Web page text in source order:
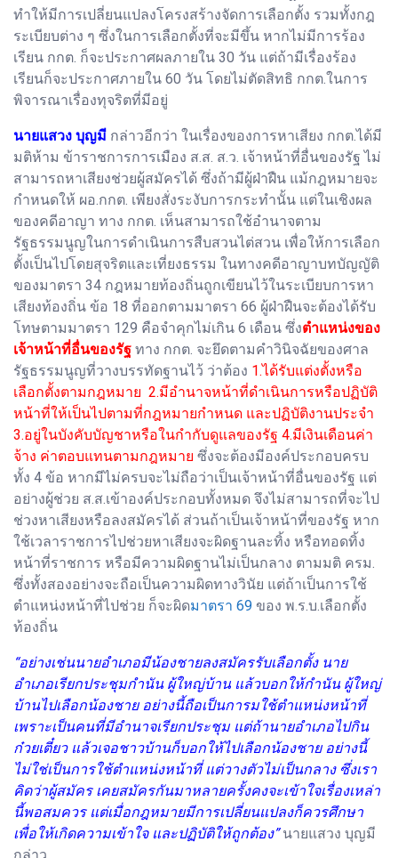
ทำให้มีการเปลี่ยนแปลงโครงสร้างจัดการเลือกตั้ง รวมทั้งกฎ
ระเบียบต่าง ๆ ซึ่งในการเลือกตั้งที่จะมีขึ้น หากไม่มีการร้อง
เรียน กกต. ก็จะประกาศผลภายใน 30 วัน แต่ถ้ามีเรื่องร้อง
เรียนก็จะประกาศภายใน 60 วัน โดยไม่ตัดสิทธิ กกต.ในการ
พิจารณาเรื่องทุจริตที่มีอยู่
นายแสวง บุญมี กล่าวอีกว่า ในเรื่องของการหาเสียง กกต.ได้มี
มติห้าม ข้าราชการการเมือง ส.ส. ส.ว. เจ้าหน้าที่อื่นของรัฐ ไม่
สามารถหาเสียงช่วยผู้สมัครได้ ซึ่งถ้ามีผู้ฝ่าฝืน แม้กฎหมายจะ
กำหนดให้ ผอ.กกต. เพียงสั่งระงับการกระทำนั้น แต่ในเชิงผล
ของคดีอาญา ทาง กกต. เห็นสามารถใช้อำนาจตาม
รัฐธรรมนูญในการดำเนินการสืบสวนไต่สวน เพื่อให้การเลือก
ตั้งเป็นไปโดยสุจริตและเที่ยงธรรม ในทางคดีอาญาบทบัญญัติ
ของมาตรา 34 กฎหมายท้องถิ่นถูกเขียนไว้ในระเบียบการหา
เสียงท้องถิ่น ข้อ 18 ที่ออกตามมาตรา 66 ผู้ฝ่าฝืนจะต้องได้รับ
โทษตามมาตรา 129 คือจำคุกไม่เกิน 6 เดือน ซึ่งตำแหน่งของ
เจ้าหน้าที่อื่นของรัฐ ทาง กกต. จะยึดตามคำวินิจฉัยของศาล
รัฐธรรมนูญที่วางบรรทัดฐานไว้ ว่าต้อง 1.ได้รับแต่งตั้งหรือ
เลือกตั้งตามกฎหมาย 2.มีอำนาจหน้าที่ดำเนินการหรือปฏิบัติ
หน้าที่ให้เป็นไปตามที่กฎหมายกำหนด และปฏิบัติงานประจำ
3.อยู่ในบังคับบัญชาหรือในกำกับดูแลของรัฐ 4.มีเงินเดือนค่า
จ้าง ค่าตอบแทนตามกฎหมาย ซึ่งจะต้องมีองค์ประกอบครบ
ทั้ง 4 ข้อ หากมีไม่ครบจะไม่ถือว่าเป็นเจ้าหน้าที่อื่นของรัฐ แต่
อย่างผู้ช่วย ส.ส.เข้าองค์ประกอบทั้งหมด จึงไม่สามารถที่จะไป
ช่วงหาเสียงหรือลงสมัครได้ ส่วนถ้าเป็นเจ้าหน้าที่ของรัฐ หาก
ใช้เวลาราชการไปช่วยหาเสียงจะผิดฐานละทิ้ง หรือทอดทิ้ง
หน้าที่ราชการ หรือมีความผิดฐานไม่เป็นกลาง ตามมติ ครม.
ซึ่งทั้งสองอย่างจะถือเป็นความผิดทางวินัย แต่ถ้าเป็นการใช้
ตำแหน่งหน้าที่ไปช่วย ก็จะผิดมาตรา 69 ของ พ.ร.บ.เลือกตั้ง
ท้องถิ่น
“อย่างเช่นนายอำเภอมีน้องชายลงสมัครรับเลือกตั้ง นาย
อำเภอเรียกประชุมกำนัน ผู้ใหญ่บ้าน แล้วบอกให้กำนัน ผู้ใหญ่
บ้านไปเลือกน้องชาย อย่างนี้ถือเป็นการมใช้ตำแหน่งหน้าที่
เพราะเป็นคนที่มีอำนาจเรียกประชุม แต่ถ้านายอำเภอไปกิน
ก๋วยเตี๋ยว แล้วเจอชาวบ้านก็บอกให้ไปเลือกน้องชาย อย่างนี้
ไม่ใช่เป็นการใช้ตำแหน่งหน้าที่ แต่วางตัวไม่เป็นกลาง ซึ่งเรา
คิดว่าผู้สมัคร เคยสมัครกันมาหลายครั้งคงจะเข้าใจเรื่องเหล่า
นี้พอสมควร แต่เมื่อกฎหมายมีการเปลี่ยนแปลงก็ควรศึกษา
เพื่อให้เกิดความเข้าใจ และปฏิบัติให้ถูกต้อง”นายแสวง บุญมี